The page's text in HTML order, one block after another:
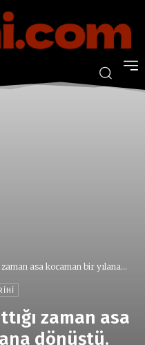
zaman asa kocaman bir yılana...
zaman asa
dönüştü.